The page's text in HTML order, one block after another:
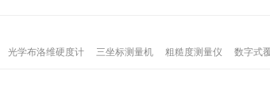
光学布洛维硬度计 三坐标测量机 粗糙度测量仪 数字式